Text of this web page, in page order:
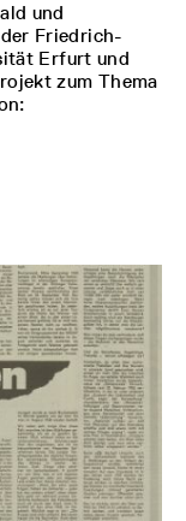
und
Friedrich-
Erfurt und
zum Thema